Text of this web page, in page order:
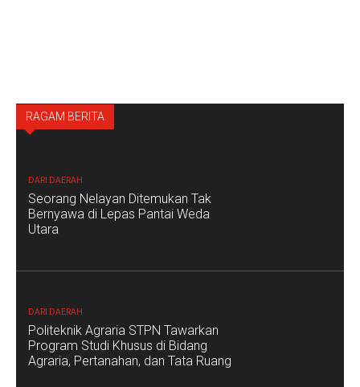
RAGAM BERITA
All Berita Foto
Digital
Ekonomi & Bisnis
Hukum & Kriminal
DARI DAERAH
Seorang Nelayan Ditemukan Tak
Bernyawa di Lepas Pantai Weda
Utara
DARI DAERAH
Politeknik Agraria STPN Tawarkan
Program Studi Khusus di Bidang
Agraria, Pertanahan, dan Tata Ruang